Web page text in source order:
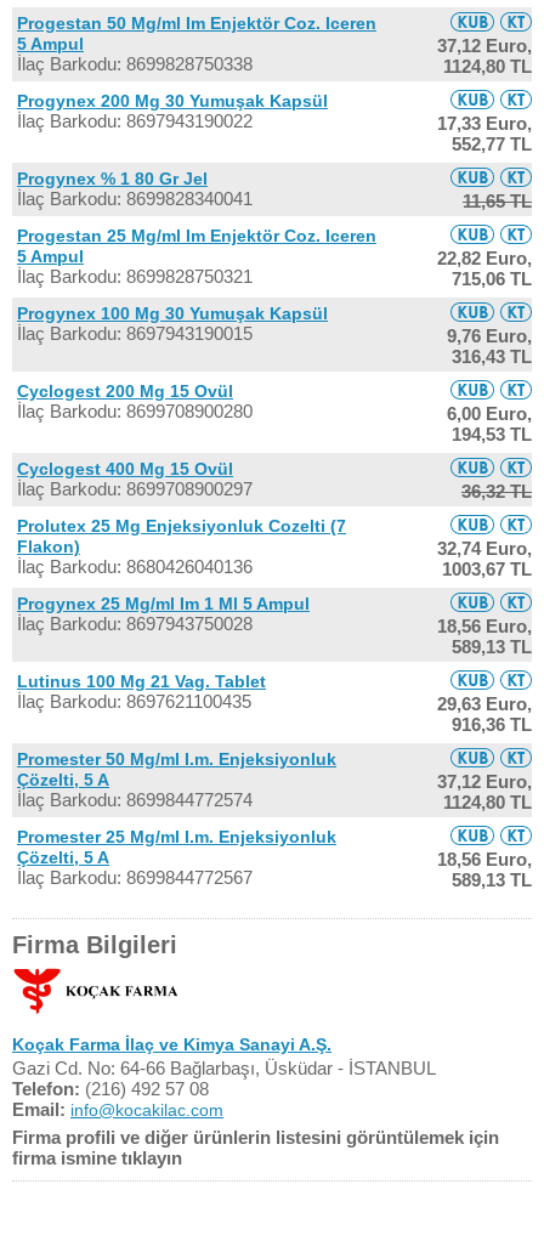
Progestan 50 Mg/ml Im Enjektör Coz. Iceren
5 Ampul
İlaç Barkodu: 8699828750338
37,12 Euro,
1124,80 TL
Progynex 200 Mg 30 Yumuşak Kapsül
İlaç Barkodu: 8697943190022
17,33 Euro,
552,77 TL
Progynex % 1 80 Gr Jel
İlaç Barkodu: 8699828340041 11,65 TL
Progestan 25 Mg/ml Im Enjektör Coz. Iceren
5 Ampul
İlaç Barkodu: 8699828750321
22,82 Euro,
715,06 TL
Progynex 100 Mg 30 Yumuşak Kapsül
İlaç Barkodu: 8697943190015
9,76 Euro,
316,43 TL
Cyclogest 200 Mg 15 Ovül
İlaç Barkodu: 8699708900280
6,00 Euro,
194,53 TL
Cyclogest 400 Mg 15 Ovül
İlaç Barkodu: 8699708900297 36,32 TL
Prolutex 25 Mg Enjeksiyonluk Cozelti (7
Flakon)
İlaç Barkodu: 8680426040136
32,74 Euro,
1003,67 TL
Progynex 25 Mg/ml Im 1 Ml 5 Ampul
İlaç Barkodu: 8697943750028
18,56 Euro,
589,13 TL
Lutinus 100 Mg 21 Vag. Tablet
İlaç Barkodu: 8697621100435
29,63 Euro,
916,36 TL
Promester 50 Mg/ml I.m. Enjeksiyonluk
Çözelti, 5 A
İlaç Barkodu: 8699844772574
37,12 Euro,
1124,80 TL
Promester 25 Mg/ml I.m. Enjeksiyonluk
Çözelti, 5 A
İlaç Barkodu: 8699844772567
18,56 Euro,
589,13 TL
Firma Bilgileri
Koçak Farma İlaç ve Kimya Sanayi A.Ş.
Gazi Cd. No: 64-66 Bağlarbaşı, Üsküdar - İSTANBUL
Telefon: (216) 492 57 08
Email: info@kocakilac.com
Firma profili ve diğer ürünlerin listesini görüntülemek için
firma ismine tıklayın